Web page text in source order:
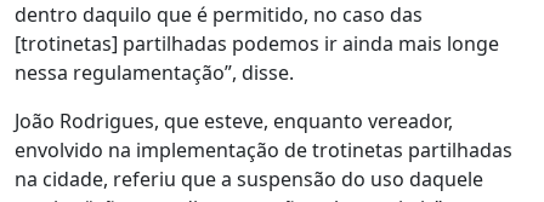
dentro daquilo que é permitido, no caso das
[trotinetas] partilhadas podemos ir ainda mais longe
nessa regulamentação”, disse.
João Rodrigues, que esteve, enquanto vereador,
envolvido na implementação de trotinetas partilhadas
na cidade, referiu que a suspensão do uso daquele